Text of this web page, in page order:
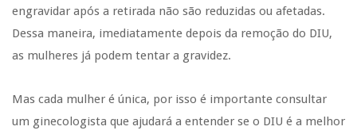
engravidar após a retirada não são reduzidas ou afetadas.
Dessa maneira, imediatamente depois da remoção do DIU,
as mulheres já podem tentar a gravidez.
Mas cada mulher é única, por isso é importante consultar
um ginecologista que ajudará a entender se o DIU é a melhor